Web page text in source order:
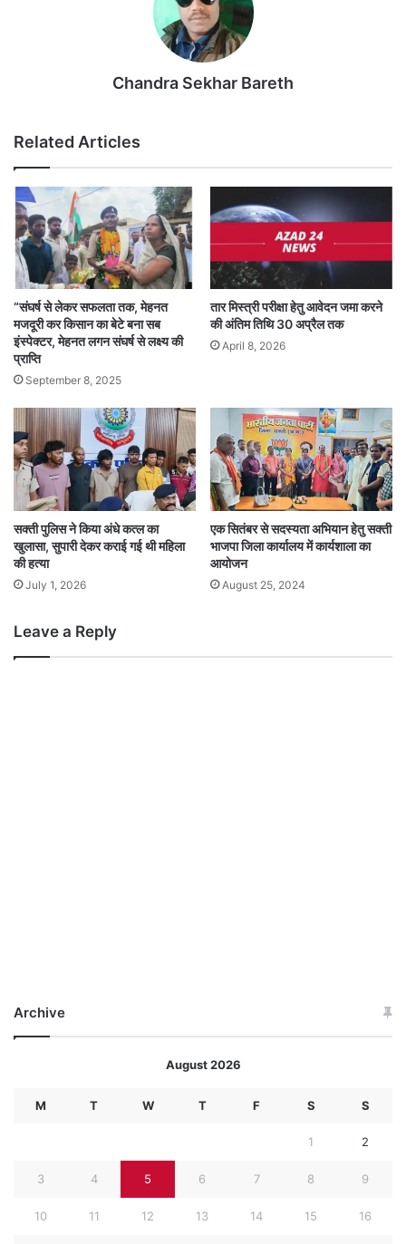
Chandra Sekhar Bareth
Related Articles
“संघर्ष से लेकर सफलता तक, मेहनत
मजदूरी कर किसान का बेटे बना सब
इंस्पेक्टर, मेहनत लगन संघर्ष से लक्ष्य की
प्राप्ति
September 8, 2025
तार मिस्त्री परीक्षा हेतु आवेदन जमा करने
की अंतिम तिथि 30 अप्रैल तक
April 8, 2026
सक्ती पुलिस ने किया अंधे कत्ल का
खुलासा, सुपारी देकर कराई गई थी महिला
की हत्या
July 1, 2026
एक सितंबर से सदस्यता अभियान हेतु सक्ती
भाजपा जिला कार्यालय में कार्यशाला का
आयोजन
August 25, 2024
Leave a Reply
Archive
August 2026
M T W T F S S
1 2
3 4 5 6 7 8 9
10 11 12 13 14 15 16